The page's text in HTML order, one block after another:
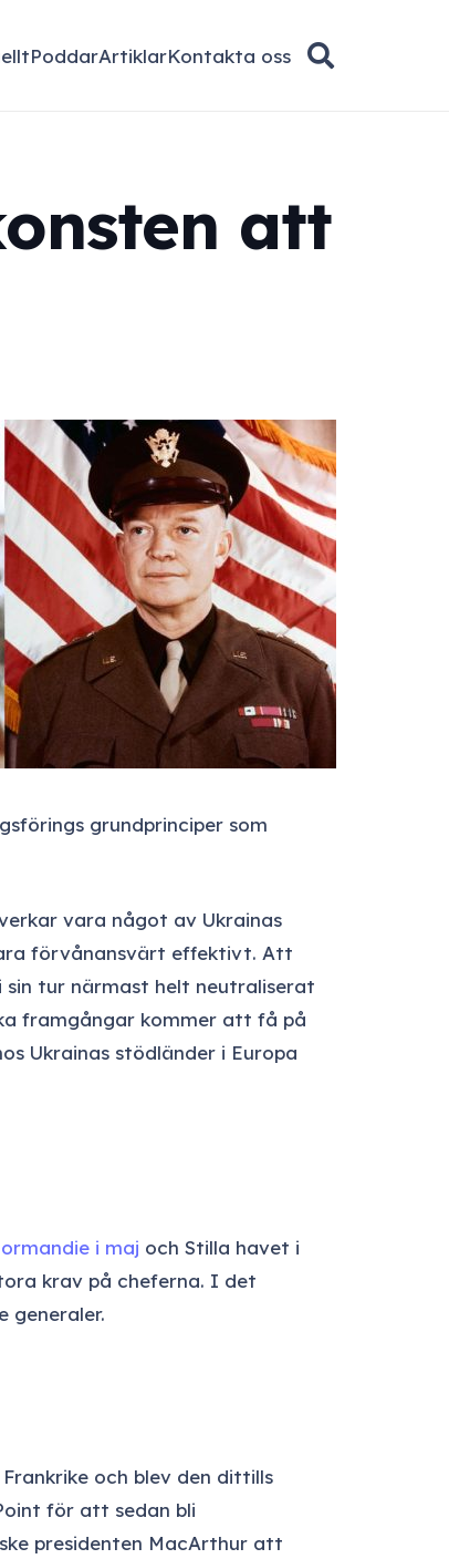
PoddarArtiklarKontakta oss
att
grundprinciper som
vara något av Ukrainas
förvånansvärt effektivt. Att
tur närmast helt neutraliserat
framgångar kommer att få på
Ukrainas stödländer i Europa
i maj och Stilla havet i
krav på cheferna. I det
generaler.
och blev den dittills
för att sedan bli
presidenten MacArthur att